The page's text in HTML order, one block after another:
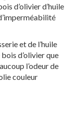
d’olivier d’huile
et de l’huile
d’olivier que
l’odeur de
couleur